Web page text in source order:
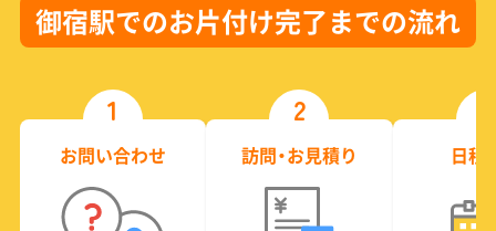
御宿駅でのお片付け完了までの流れ
1
お問い合わせ
2
訪問・お見積り 日程